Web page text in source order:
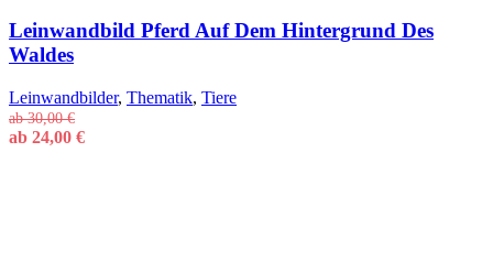
Leinwandbild Pferd Auf Dem Hintergrund Des
Waldes
Leinwandbilder, Thematik, Tiere
ab30,00€
ab 24,00 €